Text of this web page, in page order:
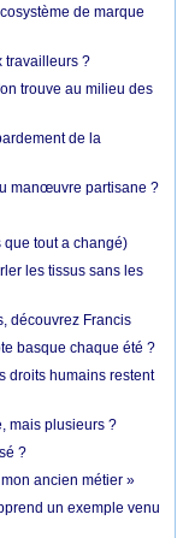
de marque
travailleurs ?
trouve au milieu des
de la
manœuvre partisane ?
tout a changé)
les tissus sans les
découvrez Francis
basque chaque été ?
droits humains restent
mais plusieurs ?
?
ancien métier »
un exemple venu